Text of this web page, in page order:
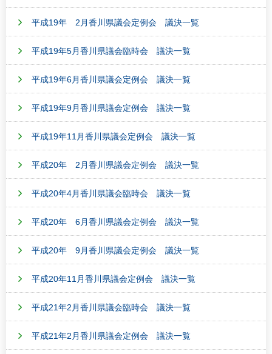
平成19年 2月香川県議会定例会 議決一覧
平成19年5月香川県議会臨時会 議決一覧
平成19年6月香川県議会定例会 議決一覧
平成19年9月香川県議会定例会 議決一覧
平成19年11月香川県議会定例会 議決一覧
平成20年 2月香川県議会定例会 議決一覧
平成20年4月香川県議会臨時会 議決一覧
平成20年 6月香川県議会定例会 議決一覧
平成20年 9月香川県議会定例会 議決一覧
平成20年11月香川県議会定例会 議決一覧
平成21年2月香川県議会臨時会 議決一覧
平成21年2月香川県議会定例会 議決一覧